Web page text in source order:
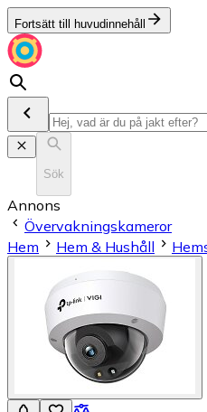
Fortsätt till huvudinnehåll
Sök
Annons
Övervakningskameror
Hem
Hem & Hushåll